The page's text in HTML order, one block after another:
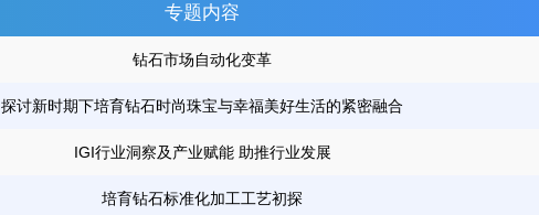
专题内容
钻石市场自动化变革
探讨新时期下培育钻石时尚珠宝与幸福美好生活的紧密融合
IGI行业洞察及产业赋能 助推行业发展
培育钻石标准化加工工艺初探